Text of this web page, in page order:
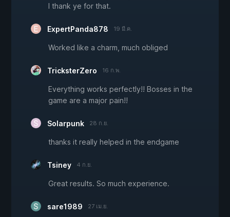
I thank ye for that.
ExpertPanda878 19 มี.ค.
Worked like a charm, much obliged
TricksterZero 16 ก.พ.
Everything works perfectly!! Bosses in the
game are a major pain!!
Solarpunk 28 ก.ย.
thanks it really helped in the endgame
Tsiney 4 ก.ย.
Great results. So much experience.
sare1989 27 เม.ย.